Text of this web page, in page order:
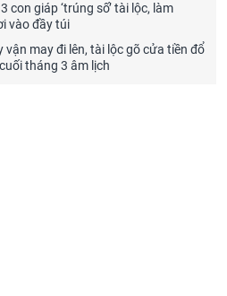
con giáp ‘trúng số’ tài lộc, làm
vào đầy túi
vận may đi lên, tài lộc gõ cửa tiền đổ
tháng 3 âm lịch